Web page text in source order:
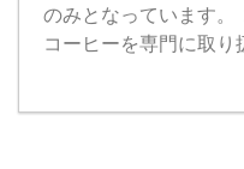
のみとなっています。
コーヒーを専門に取り